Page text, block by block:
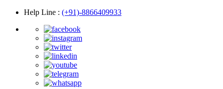
Help Line : (+91)-8866409933